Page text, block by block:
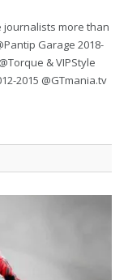
journalists more than
Garage 2018-
& VIPStyle
2015 @GTmania.tv